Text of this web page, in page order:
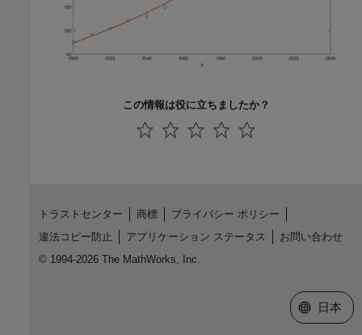
この情報は役に立ちましたか？
トラストセンター 商標
プライバシー ポリシー
違法コピー防止
アプリケーション ステータス
お問い合わせ
© 1994-2026 The MathWorks, Inc.
Web サイ
日本